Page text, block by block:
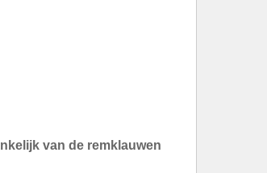
van de remklauwen